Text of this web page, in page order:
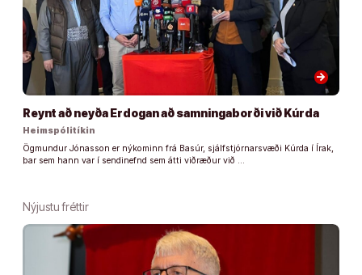
arrow_forward
Reynt að neyða Erdogan að samningaborði við Kúrda
Heimspólitíkin
Ögmundur Jónasson er nýkominn frá Basúr, sjálfstjórnarsvæði Kúrda í Írak,
þar sem hann var í sendinefnd sem átti viðræður við …
Nýjustu fréttir